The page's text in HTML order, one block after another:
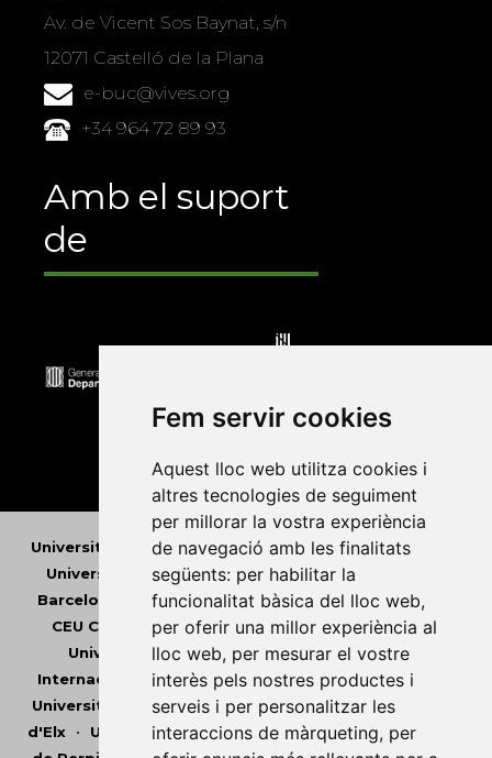
Fem servir cookies
Aquest lloc web utilitza cookies i
altres tecnologies de seguiment
per millorar la vostra experiència
de navegació amb les finalitats
següents: per habilitar la
funcionalitat bàsica del lloc web,
per oferir una millor experiència al
lloc web, per mesurar el vostre
interès pels nostres productes i
serveis i per personalitzar les
interaccions de màrqueting, per
Av. de Vicent Sos Baynat, s/n
12071 Castelló de la Plana
e-buc@vives.org
+34 964 72 89 93
Amb el suport
de
Universitat Abat Oliba CEU•Universitat d'Alacant
Universitat d'Andorra•Universitat Autònoma de
Barcelona
Universitat de Barcelona•Universitat
CEU Cardenal Herrera•Universitat de Girona •
Universitat de les Illes Balears• Universitat
Internacional de Catalunya•Universitat Jaume I
Universitat de Lleida• Universitat Miguel Hernández
d'Elx• Universitat Oberta de Catalunya•Universitat